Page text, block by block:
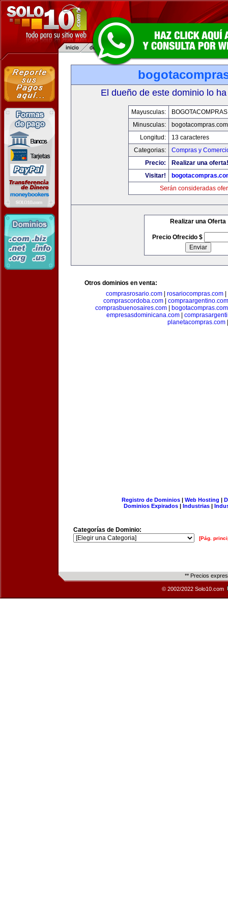
El dueño de este dominio lo
Mayusculas:
Minusculas:
bogotacompras.com
Longitud:
13 caracteres
Categorias:
Compras y
Precio:
Realizar una oferta!
Visitar!
Serán consideradas
Realizar una Oferta
Precio Ofrecido $
Otros dominios en venta:
comprasrosario.com
rosariocompras.com
comprascordoba.com
compraargentino.com
comprasbuenosaires.com
bogotacompras.com
empresasdominicana.com|
planetacompras.com
Registro de Dominios| Web Hosting |
Dominios Expirados | Industrias |
Categorías de Dominio:
[Pág.
** Precios
© 2002/2022 Solo10.com